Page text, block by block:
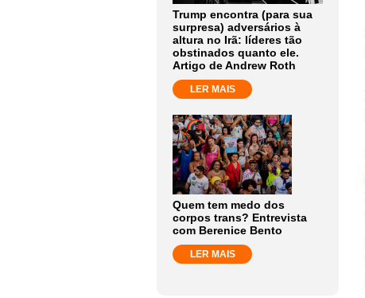
Trump encontra (para sua
surpresa) adversários à
altura no Irã: líderes tão
obstinados quanto ele.
Artigo de Andrew Roth
LER MAIS
Quem tem medo dos
corpos trans? Entrevista
com Berenice Bento
LER MAIS